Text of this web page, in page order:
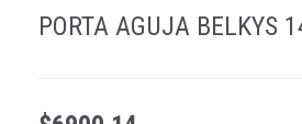
PORTA AGUJA BELKYS